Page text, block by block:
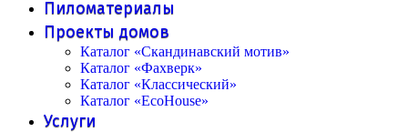
Пиломатериалы
Проекты домов
Каталог «Скандинавский мотив»
Каталог «Фахверк»
Каталог «Классический»
Каталог «EcoHouse»
Услуги